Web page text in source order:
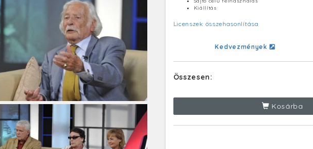
Kiállítás
Licenszek összehasonlítása
Kedvezmények
Összesen:
Kosárba